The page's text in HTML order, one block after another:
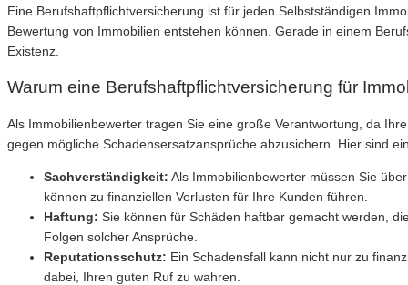
Eine Berufshaftpflichtversicherung ist für jeden Selbstständigen
Bewertung von Immobilien entstehen können. Gerade in einem
Existenz.
Warum eine Berufshaftpflichtversicherung für
Als Immobilienbewerter tragen Sie eine große Verantwortung, da
gegen mögliche Schadensersatzansprüche abzusichern. Hier sind
Sachverständigkeit: Als Immobilienbewerter müssen Sie
können zu finanziellen Verlusten für Ihre Kunden führen.
Haftung: Sie können für Schäden haftbar gemacht werden,
Folgen solcher Ansprüche.
Reputationsschutz: Ein Schadensfall kann nicht nur zu
dabei, Ihren guten Ruf zu wahren.